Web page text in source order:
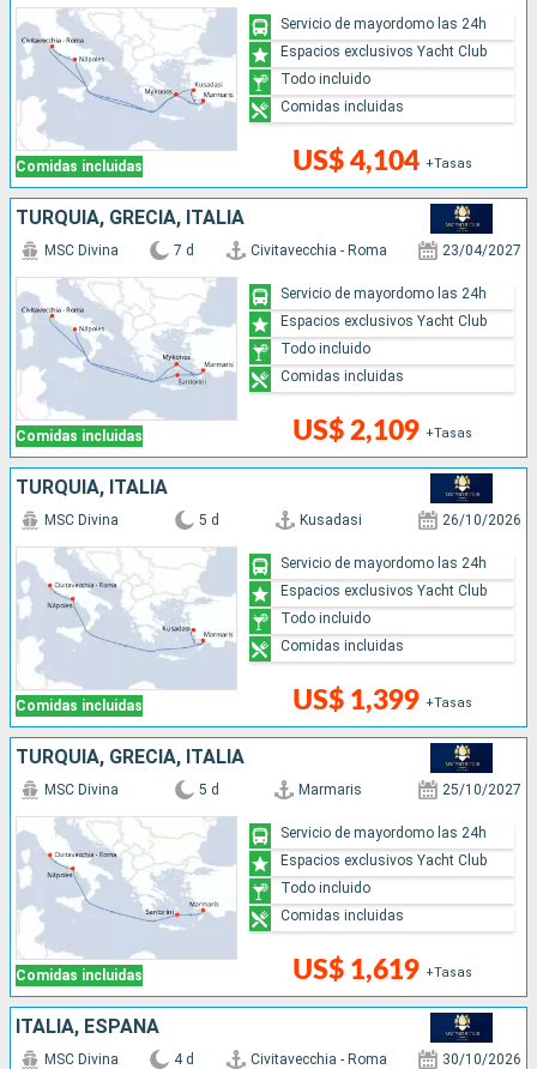
Comidas incluidas US$ 4,104 +Tasas
Servicio de mayordomo las 24h
Espacios exclusivos Yacht Club
Todo incluido
Comidas incluidas
TURQUÍA, GRECIA, ITALIA
Comidas incluidas
MSC Divina 7 d Civitavecchia - Roma 23/04/2027
US$ 2,109 +Tasas
Servicio de mayordomo las 24h
Espacios exclusivos Yacht Club
Todo incluido
Comidas incluidas
TURQUÍA, ITALIA
Comidas incluidas
MSC Divina 5 d Kusadasi 26/10/2026
US$ 1,399 +Tasas
Servicio de mayordomo las 24h
Espacios exclusivos Yacht Club
Todo incluido
Comidas incluidas
TURQUÍA, GRECIA, ITALIA
Comidas incluidas
MSC Divina 5 d Marmaris 25/10/2027
US$ 1,619 +Tasas
Servicio de mayordomo las 24h
Espacios exclusivos Yacht Club
Todo incluido
Comidas incluidas
ITALIA, ESPAÑA
MSC Divina 4 d Civitavecchia - Roma 30/10/2026